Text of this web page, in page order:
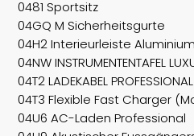
0481 Sportsitz
04GQ M Sicherheitsgurte
04H2 Interieurleiste
04NW INSTRUMENTENTAFEL
04T2 LADEKABEL
04T3 Flexible Fast Charger
04U6 AC-Laden Professional